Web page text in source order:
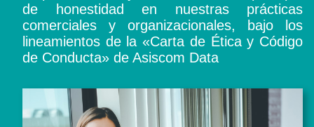
de honestidad en nuestras prácticas
comerciales y organizacionales, bajo los
lineamientos de la «Carta de Ética y Código
de Conducta» de Asiscom Data